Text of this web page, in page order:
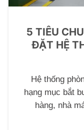
5 TIÊU
ĐẶT HỆ
Hệ thống
hạng mục bắt
hàng, nhà